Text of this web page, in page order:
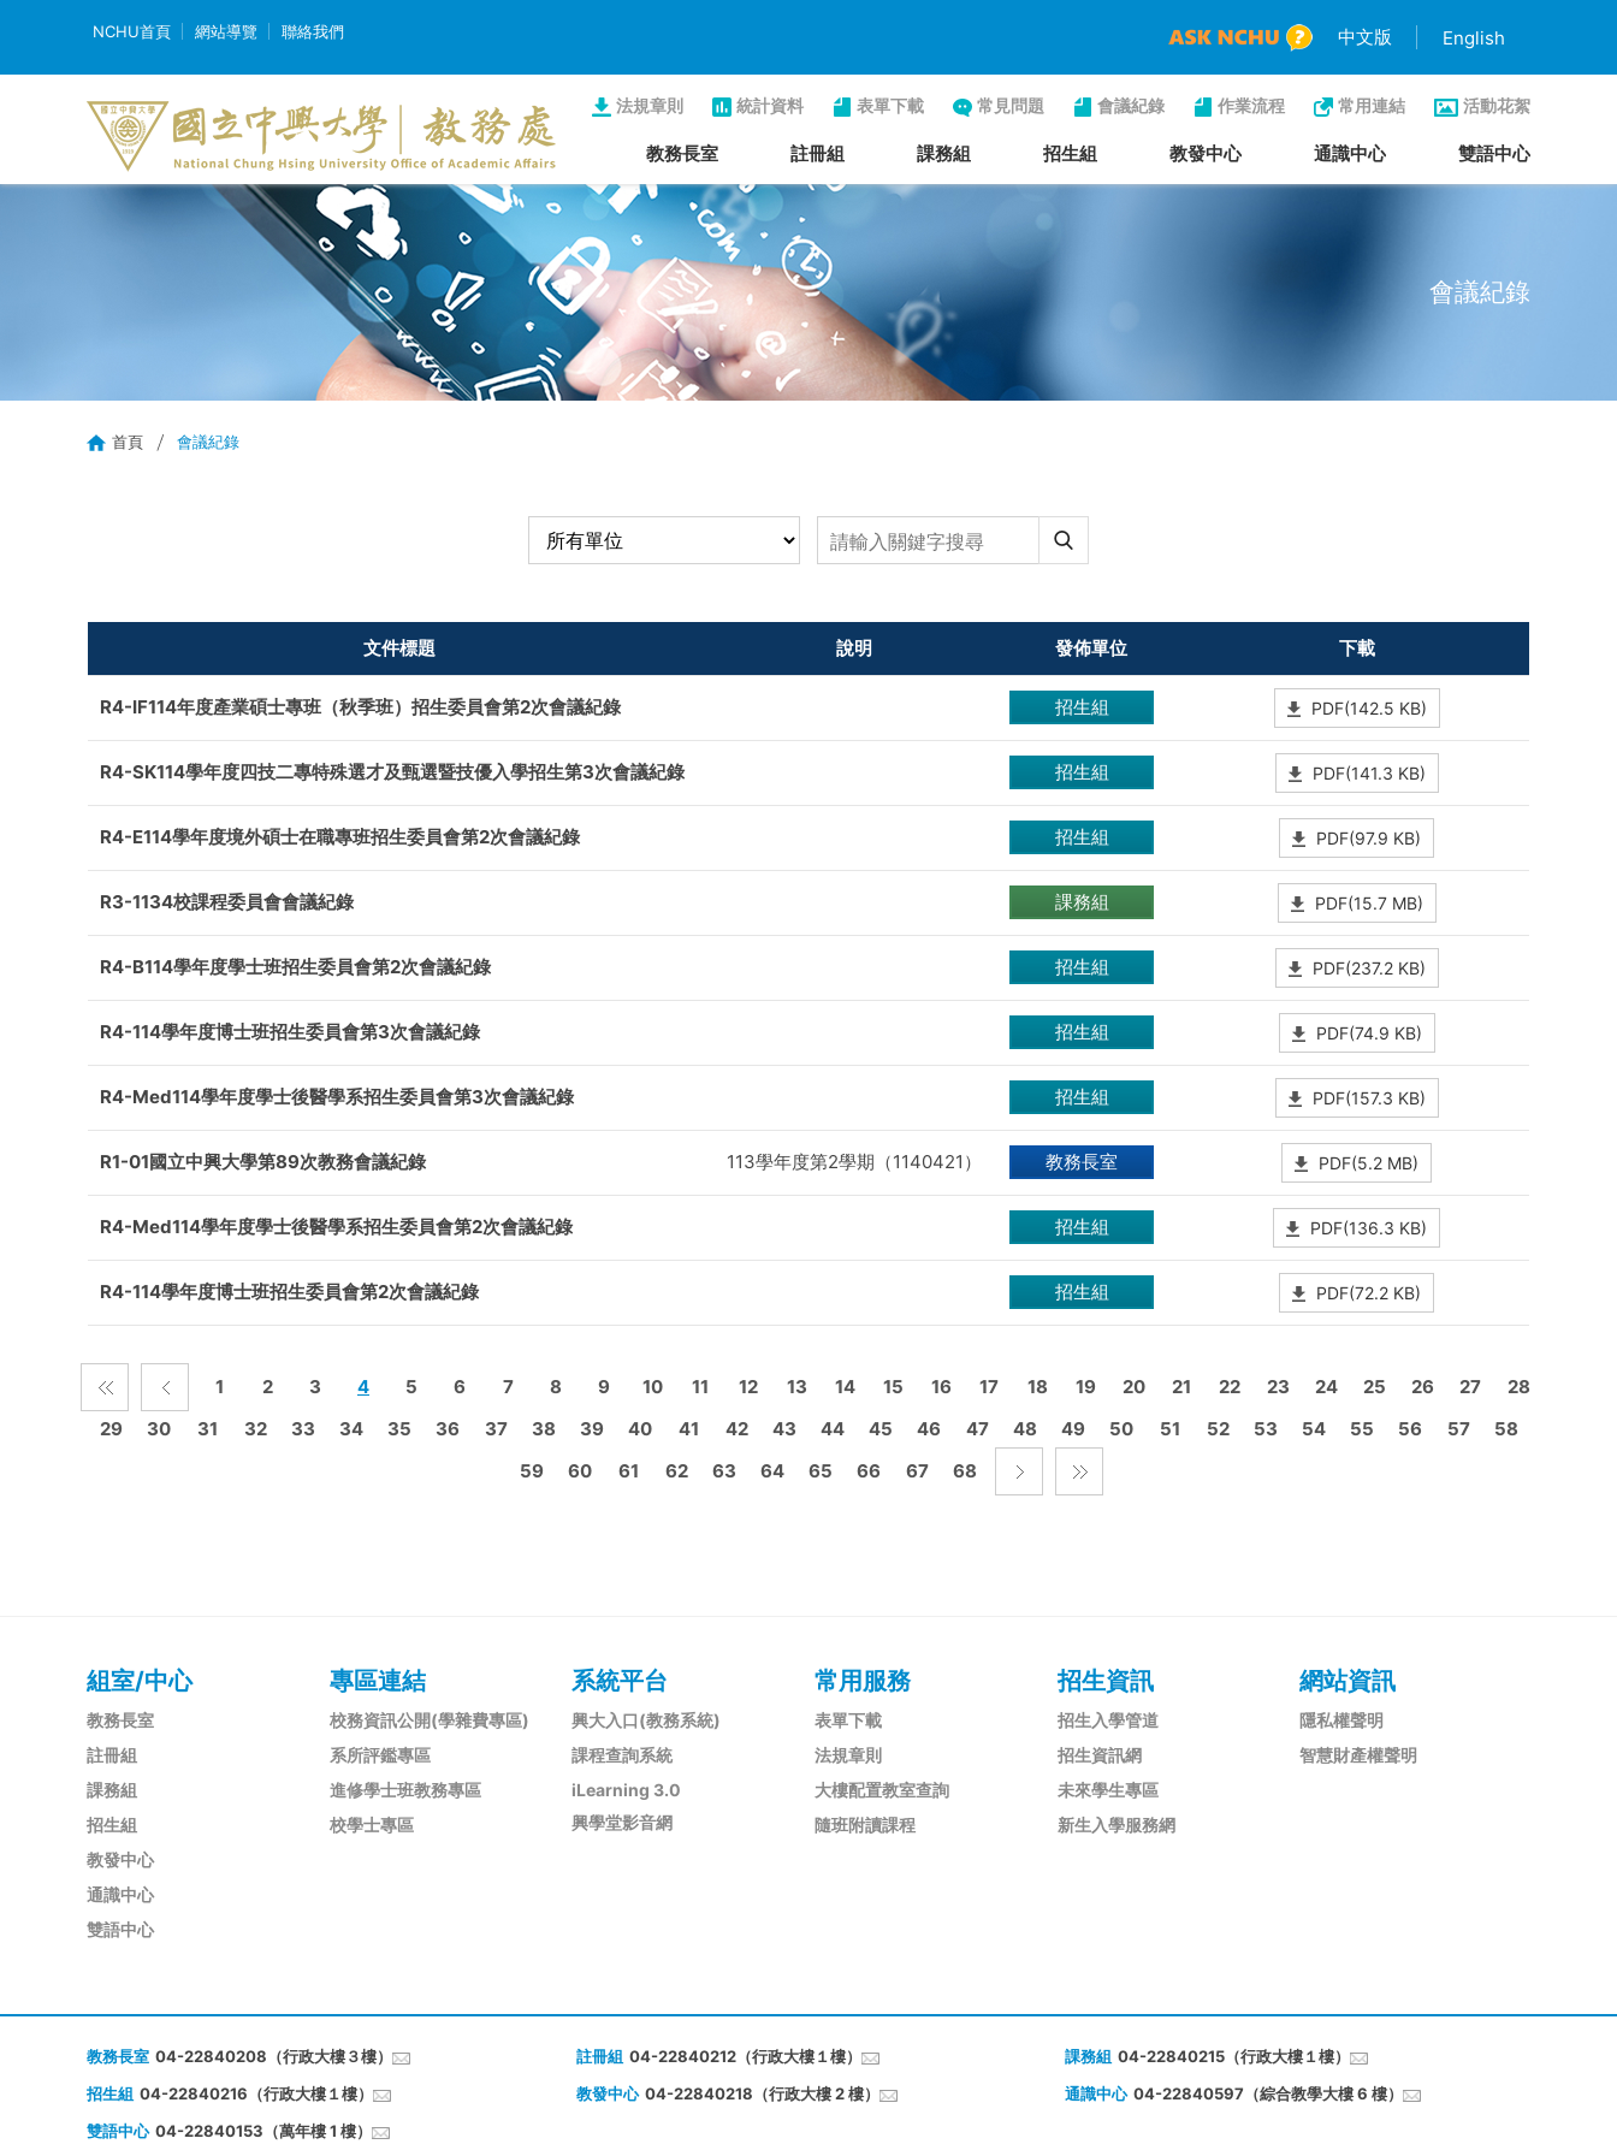
NCHU首頁 網站導覽 聯絡我們 中文版 English
法規章則 統計資料 表單下載 常見問題 會議紀錄 作業流程 常用連結 活動花絮
教務長室 註冊組 課務組 招生組 教發中心 通識中心 雙語中心
會議紀錄
首頁 會議紀錄
文件標題 說明 發佈單位 下載
R4-IF114年度產業碩士專班（秋季班）招生委員會第2次會議紀錄 招生組 PDF(142.5 KB)
R4-SK114學年度四技二專特殊選才及甄選暨技優入學招生第3次會議紀錄 招生組 PDF(141.3 KB)
R4-E114學年度境外碩士在職專班招生委員會第2次會議紀錄 招生組 PDF(97.9 KB)
R3-1134校課程委員會會議紀錄 課務組 PDF(15.7 MB)
R4-B114學年度學士班招生委員會第2次會議紀錄 招生組 PDF(237.2 KB)
R4-114學年度博士班招生委員會第3次會議紀錄 招生組 PDF(74.9 KB)
R4-Med114學年度學士後醫學系招生委員會第3次會議紀錄 招生組 PDF(157.3 KB)
R1-01國立中興大學第89次教務會議紀錄 113學年度第2學期（1140421） 教務長室 PDF(5.2 MB)
R4-Med114學年度學士後醫學系招生委員會第2次會議紀錄 招生組 PDF(136.3 KB)
R4-114學年度博士班招生委員會第2次會議紀錄 招生組 PDF(72.2 KB)
1 2 3 4 5 6 7 8 9 10 11 12 13 14 15 16 17 18 19 20 21 22 23 24 25 26 27
28
29
30 31 32 33 34 35 36 37 38 39 40 41 42 43 44 45 46 47 48 49 50 51 52 53 54 55 56 57
58
59
60 61 62 63 64 65 66 67 68
組室/中心
教務長室
註冊組
課務組
招生組
教發中心
通識中心
雙語中心
專區連結
校務資訊公開(學雜費專區)
系所評鑑專區
進修學士班教務專區
校學士專區
系統平台
興大入口(教務系統)
課程查詢系統
iLearning 3.0
興學堂影音網
常用服務
表單下載
法規章則
大樓配置教室查詢
隨班附讀課程
招生資訊
招生入學管道
招生資訊網
未來學生專區
新生入學服務網
網站資訊
隱私權聲明
智慧財產權聲明
教務長室 04-22840208（行政大樓３樓） 註冊組 04-22840212（行政大樓１樓） 課務組 04-22840215（行政大樓１樓）
招生組 04-22840216（行政大樓１樓） 教發中心 04-22840218（行政大樓 2 樓） 通識中心 04-22840597（綜合教學大樓 6 樓）
雙語中心 04-22840153（萬年樓 1 樓）